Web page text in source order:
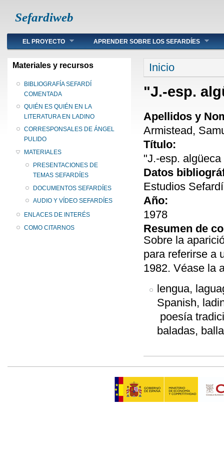
Sefardiweb
Main menu
EL PROYECTO APRENDER SOBRE LOS SEFARDÍES
Materiales y recursos
BIBLIOGRAFÍA SEFARDÍ
COMENTADA
QUIÉN ES QUIÉN EN LA
LITERATURA EN LADINO
CORRESPONSALES DE ÁNGEL
PULIDO
MATERIALES
PRESENTACIONES DE
TEMAS SEFARDÍES
DOCUMENTOS SEFARDÍES
AUDIO Y VÍDEO SEFARDÍES
ENLACES DE INTERÉS
COMO CITARNOS
Se encuentra
Inicio
"J.-esp.
Apellidos y
Armistead,
Título:
"J.-esp.
Datos
Estudios
Año:
1978
Resumen de
Sobre la
para referirse a
1982. Véase la
lengua,
Spanish,
poesía
baladas,